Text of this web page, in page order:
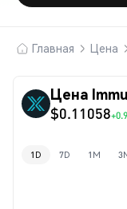
Главная Цена
Цена
$0.11058
1D 7D 1M